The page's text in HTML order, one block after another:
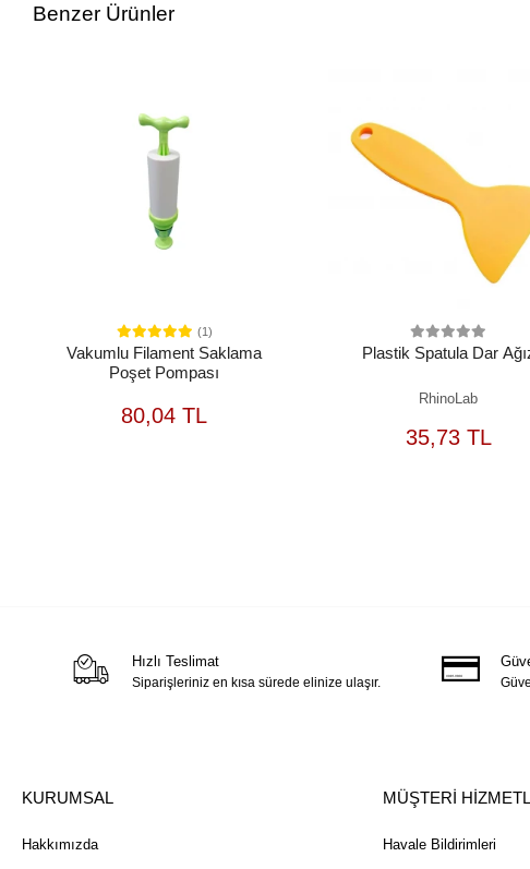
Benzer Ürünler
(1)
Vakumlu Filament Saklama
Poşet Pompası
80,04 TLSEPETE
EKLE
Plastik Spatula Dar
RhinoLab
35,73 TLSEPETE
EKLE
Hızlı Teslimat
Siparişleriniz en kısa sürede elinize ulaşır.
KURUMSAL
Hakkımızda
MÜŞTERİ
Havale Bildirimleri